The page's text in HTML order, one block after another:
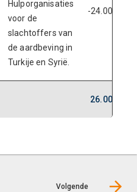
Hulporganisaties
voor de
slachtoffers van
de aardbeving in
Turkije en Syrië.
-24.000
26.000
Volgende